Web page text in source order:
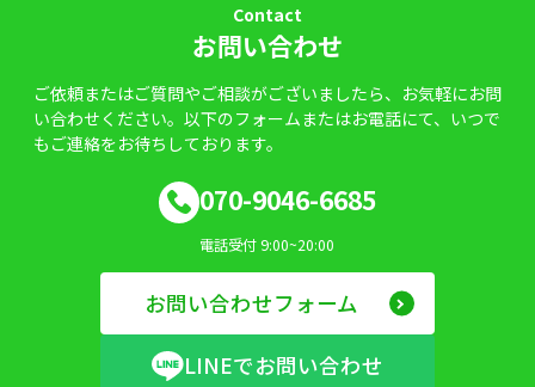
Contact
お問い合わせ
ご依頼またはご質問やご相談がございましたら、お気軽にお問
い合わせください。以下のフォームまたはお電話にて、いつで
もご連絡をお待ちしております。
070-9046-6685
電話受付 9:00~20:00
お問い合わせフォーム
LINEでお問い合わせ